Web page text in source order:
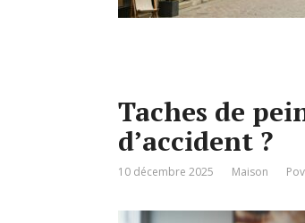
Taches de
d’accident ?
10 décembre 2025 Maison